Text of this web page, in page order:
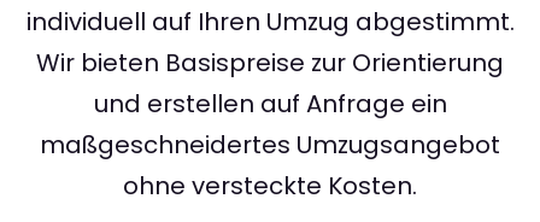
individuell auf Ihren Umzug abgestimmt.
Wir bieten Basispreise zur Orientierung
und erstellen auf Anfrage ein
maßgeschneidertes Umzugsangebot
ohne versteckte Kosten.